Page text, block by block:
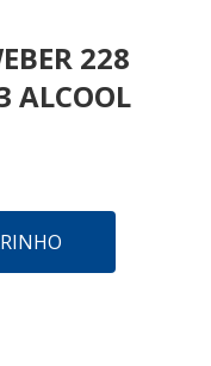
228
ALCOOL